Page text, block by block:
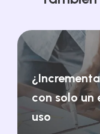
con solo un
uso